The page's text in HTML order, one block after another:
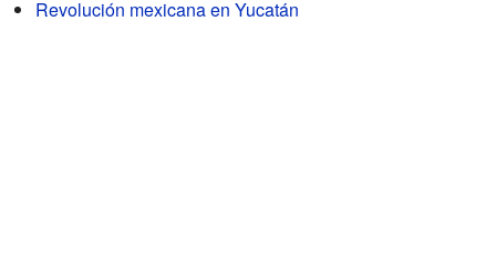
Revolución mexicana en Yucatán